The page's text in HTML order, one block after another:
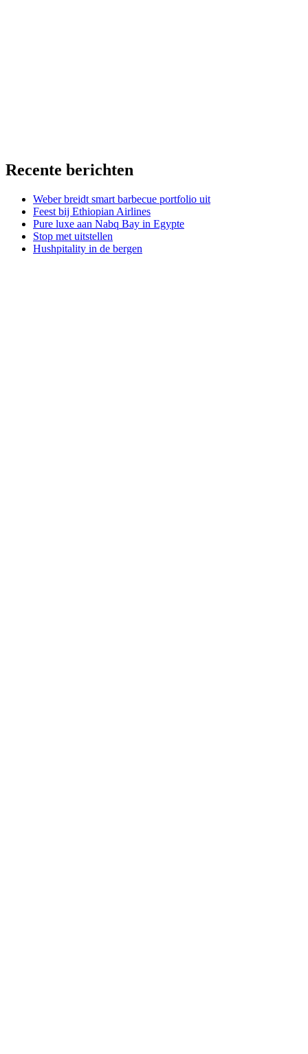
Recente berichten
Weber breidt smart barbecue portfolio uit
Feest bij Ethiopian Airlines
Pure luxe aan Nabq Bay in Egypte
Stop met uitstellen
Hushpitality in de bergen